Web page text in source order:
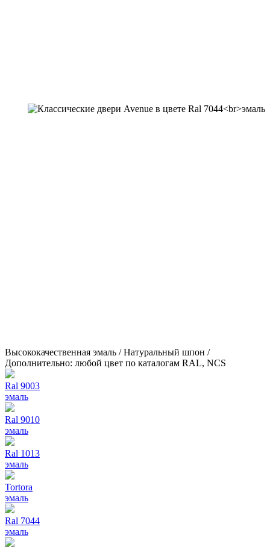
Высококачественная эмаль / Натуральный шпон /
Дополнительно: любой цвет по каталогам RAL, NCS
Ral 9003
эмаль
Ral 9010
эмаль
Ral 1013
эмаль
Tortora
эмаль
Ral 7044
эмаль